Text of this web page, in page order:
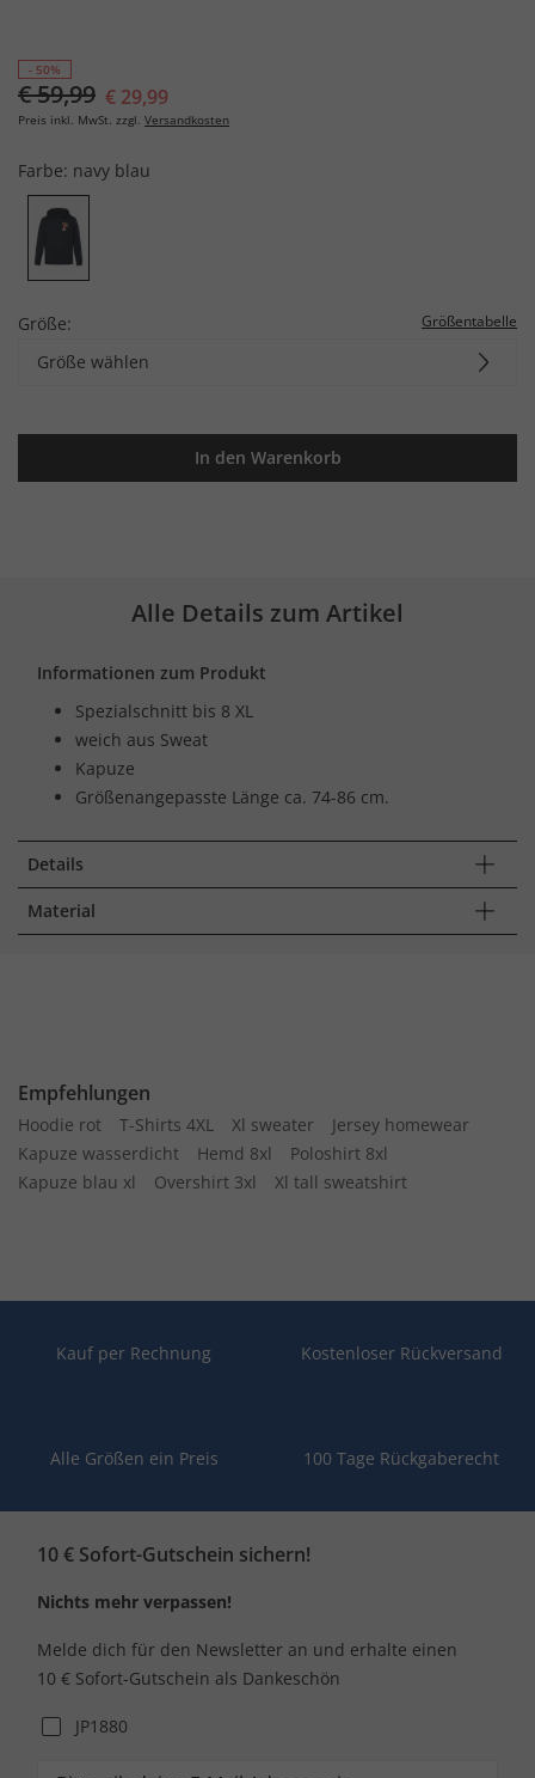
- 50%
€ 59,99 € 29,99
Preis inkl. MwSt. zzgl. Versandkosten
Farbe: navy blau
Größe: Größentabelle
Größe wählen
In den Warenkorb
Alle Details zum Artikel
Informationen zum Produkt
Spezialschnitt bis 8 XL
weich aus Sweat
Kapuze
Größenangepasste Länge ca. 74-86 cm.
Details
Material
Empfehlungen
Hoodie rot T-Shirts 4XL Xl sweater
Jersey homewear
Kapuze wasserdicht
Hemd 8xl
Poloshirt 8xl
Kapuze blau xl
Overshirt 3xl Xl tall sweatshirt
Kauf per Rechnung Kostenloser Rückversand
Alle Größen ein Preis 100 Tage Rückgaberecht
10 € Sofort-Gutschein sichern!
Nichts mehr verpassen!
Melde dich für den Newsletter an und erhalte einen
10 € Sofort-Gutschein als Dankeschön
JP1880